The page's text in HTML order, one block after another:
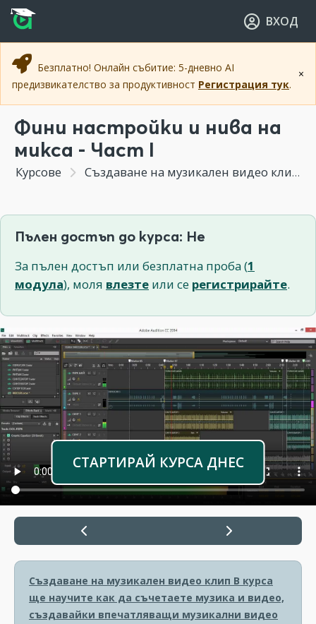
Прескочи към основното съдържание
Прескочи към навигацията
ВХОД
×
Безплатно! Онлайн събитие: 5-дневно AI
предизвикателство за продуктивност Регистрация тук.
Фини настройки и нива на
микса - Част I
Курсове Създаване на музикален видео клип
Пълен достъп до курса: Не
За пълен достъп или безплатна проба (1
модула), моля влезте или се регистрирайте.
СТАРТИРАЙ КУРСА ДНЕС
Създаване на музикален видео клип В курса
ще научите как да съчетаете музика и видео,
създавайки впечатляващи музикални видео